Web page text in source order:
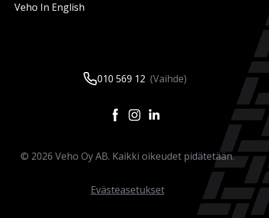
Veho In English
010 569 12 (Vaihde)
© 2026 Veho Oy AB. Kaikki oikeudet pidätetään.
Evästeasetukset